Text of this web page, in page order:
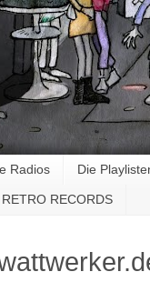
Radios Die
RECORDS